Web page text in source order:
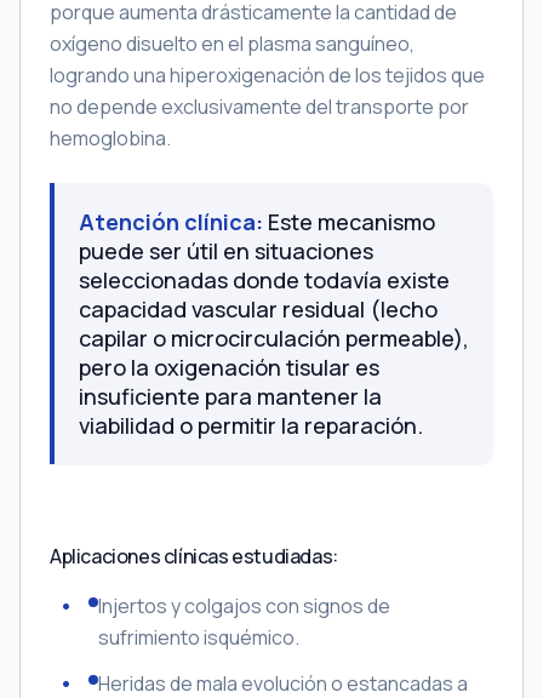
porque aumenta drásticamente la cantidad de
oxígeno disuelto en el plasma sanguíneo,
logrando una hiperoxigenación de los tejidos que
no depende exclusivamente del transporte por
hemoglobina.
Atención clínica: Este mecanismo
puede ser útil en situaciones
seleccionadas donde todavía existe
capacidad vascular residual (lecho
capilar o microcirculación permeable),
pero la oxigenación tisular es
insuficiente para mantener la
viabilidad o permitir la reparación.
Aplicaciones clínicas estudiadas:
Injertos y colgajos con signos de
sufrimiento isquémico.
Heridas de mala evolución o estancadas a